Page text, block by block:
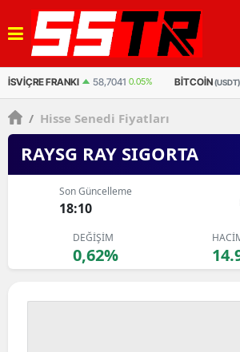
BITCOIN(USDT) 64.126,34 0.323% BITCOIN(TL)
/ Hisse Senedi Fiyatları
RAYSG RAY SIGORTA
Son Güncelleme
18:10
DEĞİŞİM
0,62%